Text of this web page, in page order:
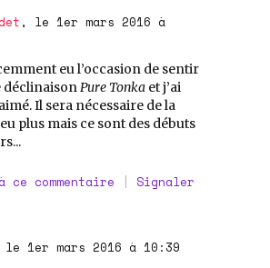
, le 1er mars 2016 à
eu l’occasion de sentir
déclinaison Pure Tonka et j’ai
Il sera nécessaire de la
plus mais ce sont des débuts
ce commentaire | Signaler
1er mars 2016 à 10:39